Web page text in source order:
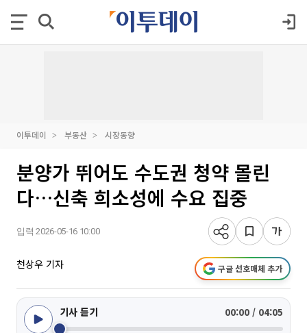
이투데이 부동산 시장동향
분양가 뛰어도 수도권 청약 몰린
다…신축 희소성에 수요 집중
입력 2026-05-16 10:00
천상우 기자 구글 선호매체 추가
기사 듣기 00:00 / 04:05